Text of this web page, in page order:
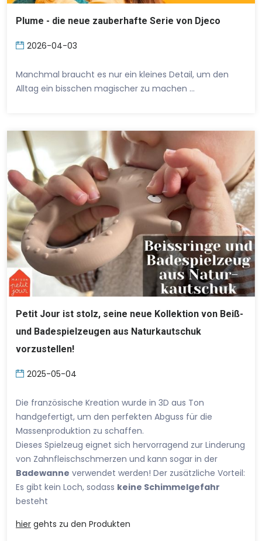
Plume - die neue zauberhafte Serie von Djeco
2026-04-03
Manchmal braucht es nur ein kleines Detail, um den
Alltag ein bisschen magischer zu machen …
Petit Jour ist stolz, seine neue Kollektion von Beiß-
und Badespielzeugen aus Naturkautschuk
vorzustellen!
2025-05-04
Die französische Kreation wurde in 3D aus Ton
handgefertigt, um den perfekten Abguss für die
Massenproduktion zu schaffen.
Dieses Spielzeug eignet sich hervorragend zur Linderung
von Zahnfleischschmerzen und kann sogar in der
Badewanne verwendet werden! Der zusätzliche Vorteil:
Es gibt kein Loch, sodass keine Schimmelgefahr
besteht
hier gehts zu den Produkten